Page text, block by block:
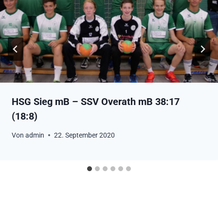
HSG Sieg mB – SSV Overath mB 38:17
(18:8)
Von admin 22. September 2020